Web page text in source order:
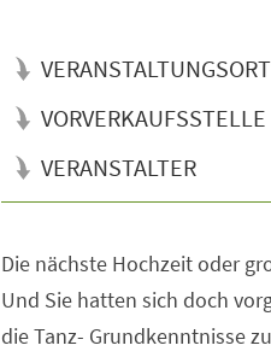
VERANSTALTUNGSORT
VORVERKAUFSSTELLE
VERANSTALTER
Die nächste Hochzeit oder
Und Sie hatten sich doch
die Tanz- Grundkenntnisse